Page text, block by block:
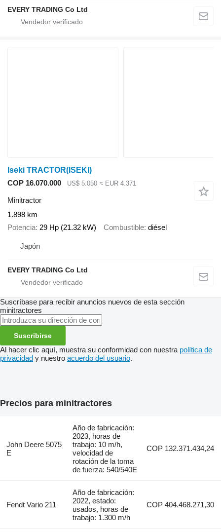
EVERY TRADING Co Ltd
Iseki TRACTOR(ISEKI)
COP 16.070.000
US$ 5.050 ≈ EUR 4.371
Minitractor
1.898 km
Potencia 29 Hp (21.32 kW) Combustible diésel
Japón
EVERY TRADING Co Ltd
Suscríbase para recibir anuncios nuevos de esta sección
minitractores
Suscribirse
Al hacer clic aquí, muestra su conformidad con nuestra política de
privacidad y nuestro acuerdo del usuario.
Precios para minitractores
John Deere 5075
E
Año de fabricación:
2023, horas de
trabajo: 10 m/h,
velocidad de
rotación de la toma
de fuerza: 540/540E
COP 132.371.434,24
Fendt Vario 211
Año de fabricación:
2022, estado:
usados, horas de
trabajo: 1.300 m/h
COP 404.468.271,30